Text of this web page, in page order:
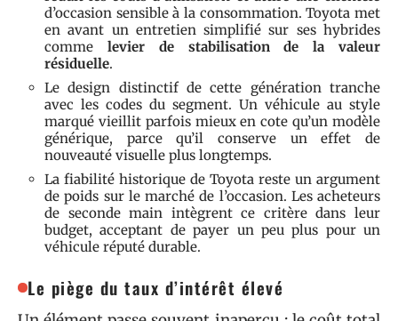
d’occasion sensible à la consommation. Toyota met
en avant un entretien simplifié sur ses hybrides
comme levier de stabilisation de la valeur
résiduelle.
Le design distinctif de cette génération tranche
avec les codes du segment. Un véhicule au style
marqué vieillit parfois mieux en cote qu’un modèle
générique, parce qu’il conserve un effet de
nouveauté visuelle plus longtemps.
La fiabilité historique de Toyota reste un argument
de poids sur le marché de l’occasion. Les acheteurs
de seconde main intègrent ce critère dans leur
budget, acceptant de payer un peu plus pour un
véhicule réputé durable.
Le piège du taux d’intérêt élevé